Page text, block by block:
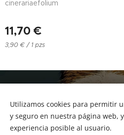
cinerariaefolium
11,70 €
3,90 € / 1 pzs
Tf.666351543
Utilizamos cookies para permitir
y seguro en nuestra página web,
experiencia posible al usuario.